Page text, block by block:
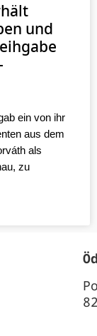
und
ein von ihr
aus dem
als
zu